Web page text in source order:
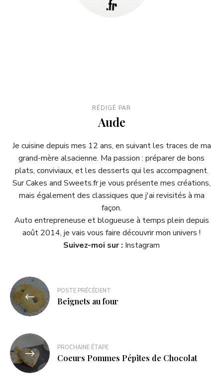
RÉDIGÉ PAR
Aude
Je cuisine depuis mes 12 ans, en suivant les traces de ma
grand-mère alsacienne. Ma passion : préparer de bons
plats, conviviaux, et les desserts qui les accompagnent.
Sur Cakes and Sweets.fr je vous présente mes créations,
mais également des classiques que j'ai revisités à ma
façon.
Auto entrepreneuse et blogueuse à temps plein depuis
août 2014, je vais vous faire découvrir mon univers !
Suivez-moi sur : Instagram
POSTE PRÉCÉDENT
Beignets au four
PROCHAINE ÉTAPE
Coeurs Pommes Pépites de Chocolat